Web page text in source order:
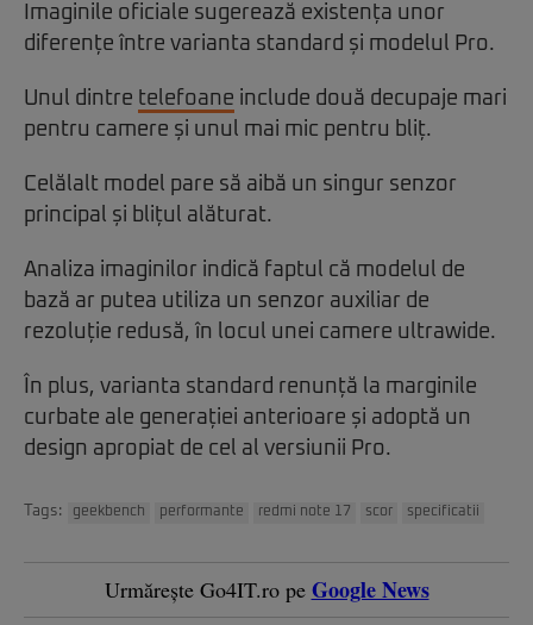
Imaginile oficiale sugerează existența unor
diferențe între varianta standard și modelul Pro.
Unul dintre telefoane include două decupaje mari
pentru camere și unul mai mic pentru bliț.
Celălalt model pare să aibă un singur senzor
principal și blițul alăturat.
Analiza imaginilor indică faptul că modelul de
bază ar putea utiliza un senzor auxiliar de
rezoluție redusă, în locul unei camere ultrawide.
În plus, varianta standard renunță la marginile
curbate ale generației anterioare și adoptă un
design apropiat de cel al versiunii Pro.
Tags: geekbench performante redmi note 17 scor specificatii
Urmărește Go4IT.ro pe Google News